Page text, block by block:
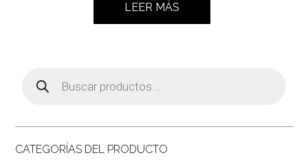
LEER MÁS
productos
CATEGORÍAS DEL PRODUCTO